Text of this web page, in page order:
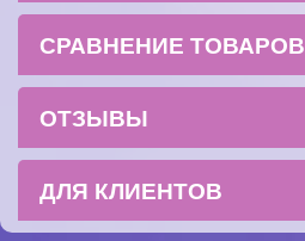
СРАВНЕНИЕ ТОВАРОВ
ОТЗЫВЫ
ДЛЯ КЛИЕНТОВ